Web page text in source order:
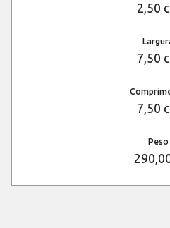
2,50
7,50
7,50
Peso